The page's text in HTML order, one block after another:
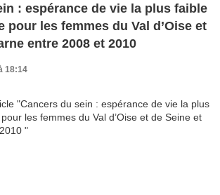
: espérance de vie la plus faible
pour les femmes du Val d’Oise et
de Seine et Marne entre 2008 et 2010
18:14